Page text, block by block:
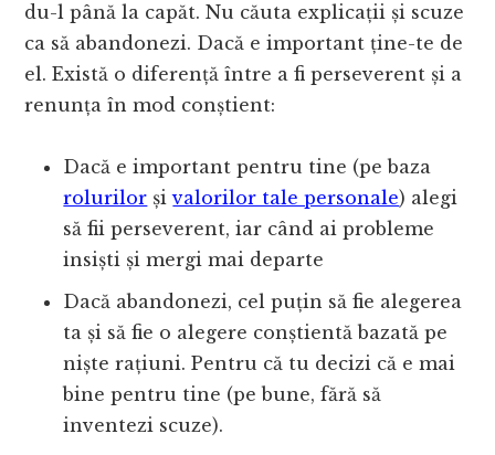
du-l până la capăt. Nu căuta explicații și scuze
ca să abandonezi. Dacă e important ține-te de
el. Există o diferență între a fi perseverent și a
renunța în mod conștient:
Dacă e important pentru tine (pe baza
rolurilor șivalorilor tale personale) alegi
să fii perseverent, iar când ai probleme
insiști și mergi mai departe
Dacă abandonezi, cel puțin să fie alegerea
ta și să fie o alegere conștientă bazată pe
niște rațiuni. Pentru că tu decizi că e mai
bine pentru tine (pe bune, fără să
inventezi scuze).